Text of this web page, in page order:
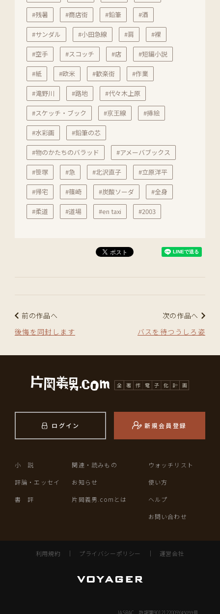
#残暑 #商店街 #鉛筆 #酒
#サンダル #小田急線 #肩 #裸
#空手 #スコッチ #店 #短編小説
#紙 #欧米 #歓楽街 #作業
#滝野川 #路地 #代々木上原
#スケッチ・ブック #京王線 #挿絵
#水彩画 #鉛筆の芯
#物のかたちのバラッド #アメーバブックス
#笹塚 #急 #北沢直子 #立原洋平
#帰宅 #篠崎 #炭酸ソーダ #全身
#柔道 #道場 #en taxi #2003
前の作品へ
後悔を同封します
次の作品へ
バスを待つうしろ姿
ログイン 新規会員登録
小 説
評論・エッセイ
書 評
関連・読みもの
お知らせ
片岡義男.comとは
ウォッチリスト
使い方
ヘルプ
お問い合わせ
利用規約 ｜ プライバシーポリシー ｜ 運営会社
JASRAC 許諾第9012122009Y45059号